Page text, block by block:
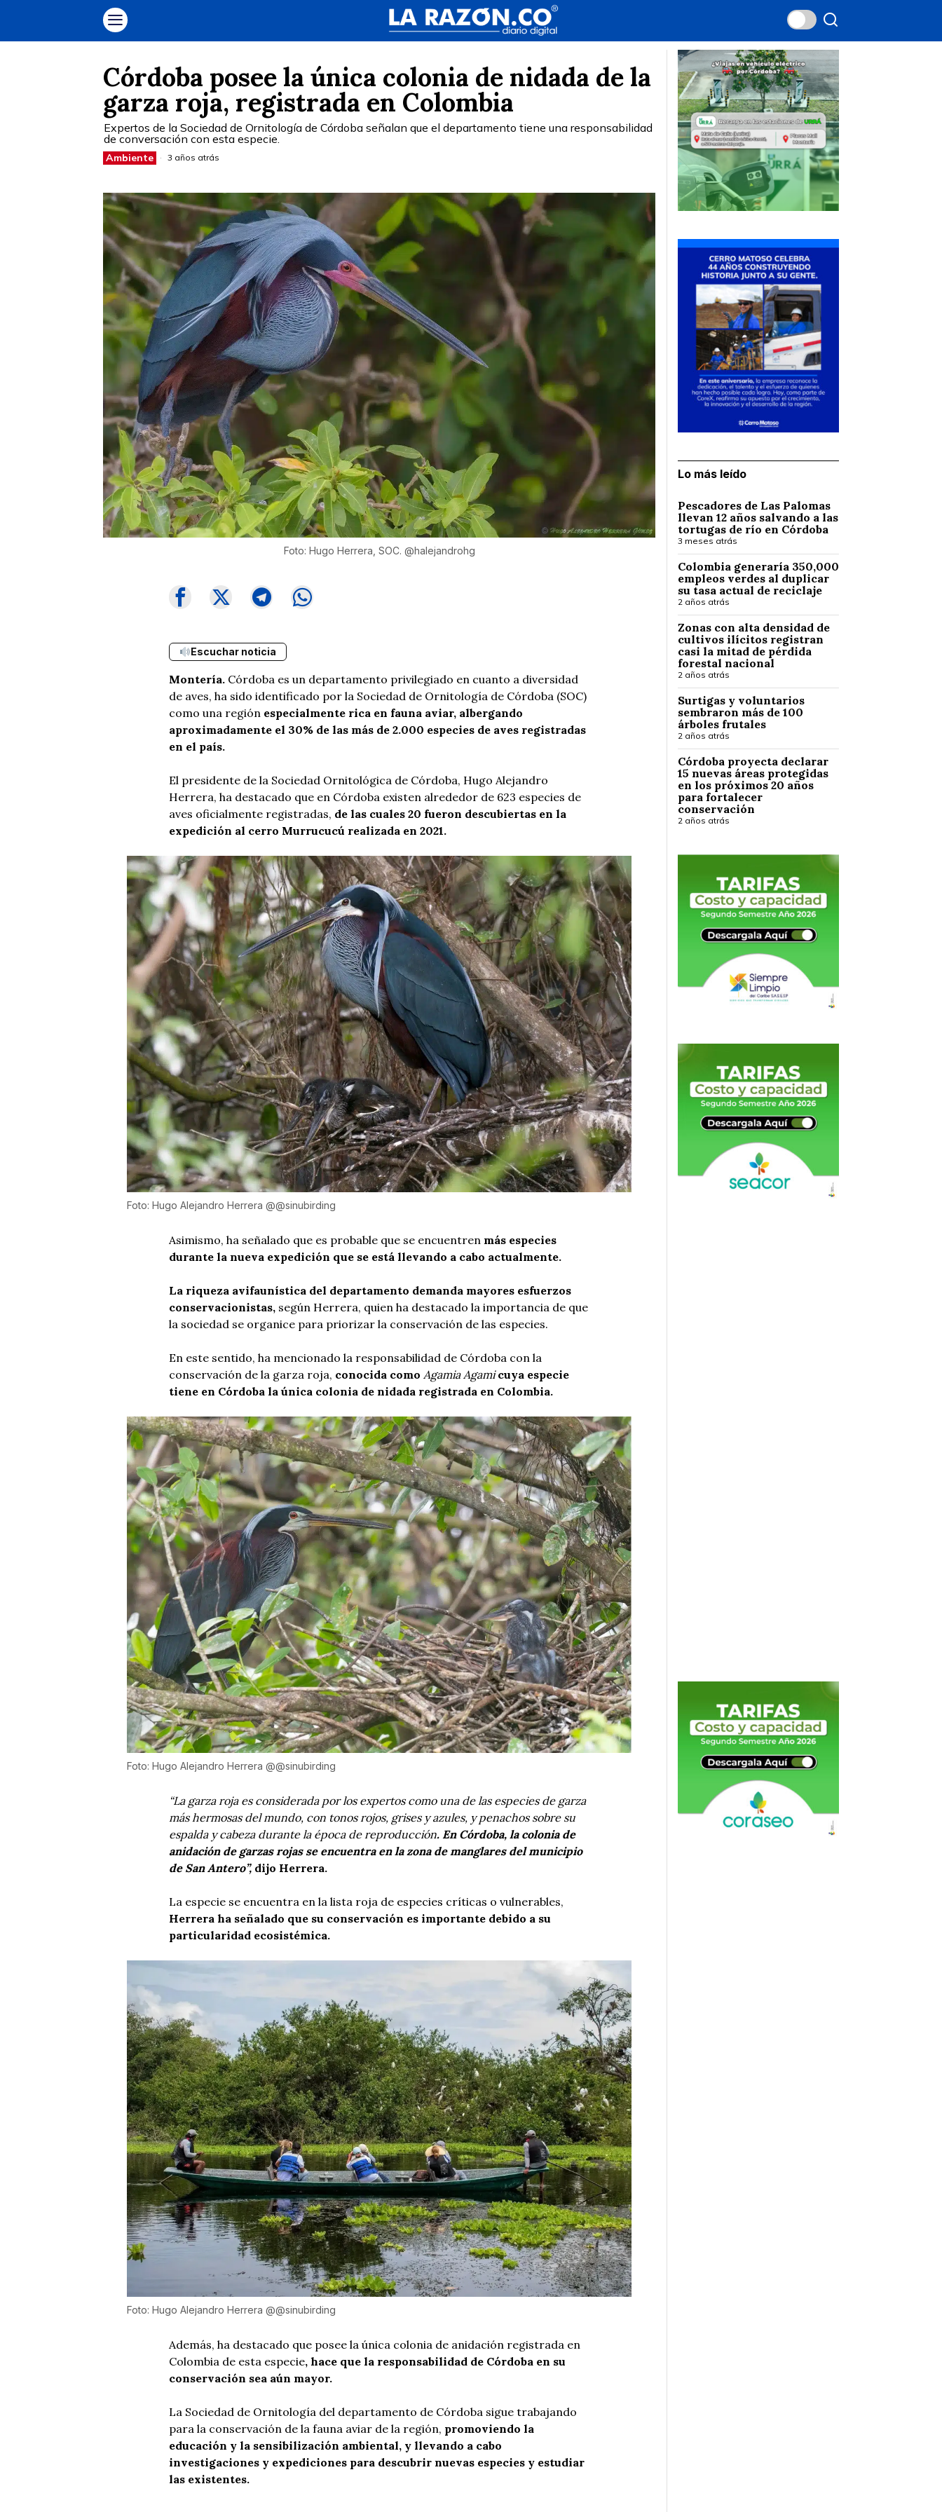
Córdoba posee la única colonia de nidada de la
garza roja, registrada en Colombia
Expertos de la Sociedad de Ornitología de Córdoba señalan que el departamento tiene una responsabilidad
de conversación con esta especie.
Ambiente 3 años atrás
Foto: Hugo Herrera, SOC. @halejandrohg
Escuchar noticia
Montería. Córdoba es un departamento privilegiado en cuanto a diversidad
de aves, ha sido identificado por la Sociedad de Ornitología de Córdoba (SOC)
como una región especialmente rica en fauna aviar, albergando
aproximadamente el 30% de las más de 2.000 especies de aves registradas
en el país.
El presidente de la Sociedad Ornitológica de Córdoba, Hugo Alejandro
Herrera, ha destacado que en Córdoba existen alrededor de 623 especies de
aves oficialmente registradas, de las cuales 20 fueron descubiertas en la
expedición al cerro Murrucucú realizada en 2021.
Foto: Hugo Alejandro Herrera @@sinubirding
Asimismo, ha señalado que es probable que se encuentren más especies
durante la nueva expedición que se está llevando a cabo actualmente.
La riqueza avifaunística del departamento demanda mayores esfuerzos
conservacionistas, según Herrera, quien ha destacado la importancia de que
la sociedad se organice para priorizar la conservación de las especies.
En este sentido, ha mencionado la responsabilidad de Córdoba con la
conservación de la garza roja, conocida como Agamia Agamicuya especie
tiene en Córdoba la única colonia de nidada registrada en Colombia.
Foto: Hugo Alejandro Herrera @@sinubirding
“La garza roja es considerada por los expertos como una de las especies de garza
más hermosas del mundo, con tonos rojos, grises y azules, y penachos sobre su
espalda y cabeza durante la época de reproducción. En Córdoba, la colonia de
anidación de garzas rojas se encuentra en la zona de manglares del municipio
de San Antero”, dijo Herrera.
La especie se encuentra en la lista roja de especies críticas o vulnerables,
Herrera ha señalado que su conservación es importante debido a su
particularidad ecosistémica.
Foto: Hugo Alejandro Herrera @@sinubirding
Además, ha destacado que posee la única colonia de anidación registrada en
Colombia de esta especie, hace que la responsabilidad de Córdoba en su
conservación sea aún mayor.
La Sociedad de Ornitología del departamento de Córdoba sigue trabajando
para la conservación de la fauna aviar de la región, promoviendo la
educación y la sensibilización ambiental, y llevando a cabo
investigaciones y expediciones para descubrir nuevas especies y estudiar
las existentes.
Lo más leído
Pescadores de Las Palomas
llevan 12 años salvando a las
tortugas de río en Córdoba
3 meses atrás
Colombia generaría 350,000
empleos verdes al duplicar
su tasa actual de reciclaje
2 años atrás
Zonas con alta densidad de
cultivos ilícitos registran
casi la mitad de pérdida
forestal nacional
2 años atrás
Surtigas y voluntarios
sembraron más de 100
árboles frutales
2 años atrás
Córdoba proyecta declarar
15 nuevas áreas protegidas
en los próximos 20 años
para fortalecer
conservación
2 años atrás